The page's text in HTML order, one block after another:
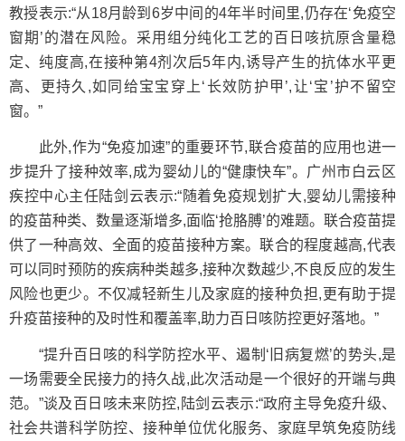
教授表示:“从18月龄到6岁中间的4年半时间里,仍存在‘免疫空
窗期’的潜在风险。采用组分纯化工艺的百日咳抗原含量稳
定、纯度高,在接种第4剂次后5年内,诱导产生的抗体水平更
高、更持久,如同给宝宝穿上‘长效防护甲’,让‘宝’护不留空
窗。”
此外,作为“免疫加速”的重要环节,联合疫苗的应用也进一
步提升了接种效率,成为婴幼儿的“健康快车”。广州市白云区
疾控中心主任陆剑云表示:“随着免疫规划扩大,婴幼儿需接种
的疫苗种类、数量逐渐增多,面临‘抢胳膊’的难题。联合疫苗提
供了一种高效、全面的疫苗接种方案。联合的程度越高,代表
可以同时预防的疾病种类越多,接种次数越少,不良反应的发生
风险也更少。不仅减轻新生儿及家庭的接种负担,更有助于提
升疫苗接种的及时性和覆盖率,助力百日咳防控更好落地。”
“提升百日咳的科学防控水平、遏制‘旧病复燃’的势头,是
一场需要全民接力的持久战,此次活动是一个很好的开端与典
范。”谈及百日咳未来防控,陆剑云表示:“政府主导免疫升级、
社会共谱科学防控、接种单位优化服务、家庭早筑免疫防线